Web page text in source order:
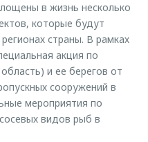
в жизнь несколько
которые будут
страны. В рамках
акция по
и ее берегов от
сооружений в
мероприятия по
видов рыб в